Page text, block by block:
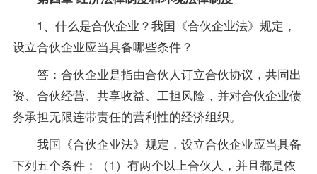
1、什么是合伙企业？我国《合伙企业法》规定，
设立合伙企业应当具备哪些条件？
答：合伙企业是指由合伙人订立合伙协议，共同出
资、合伙经营、共享收益、工担风险，并对合伙企业债
务承担无限连带责任的营利性的经济组织。
我国《合伙企业法》规定，设立合伙企业应当具备
下列五个条件：（1）有两个以上合伙人，并且都是依